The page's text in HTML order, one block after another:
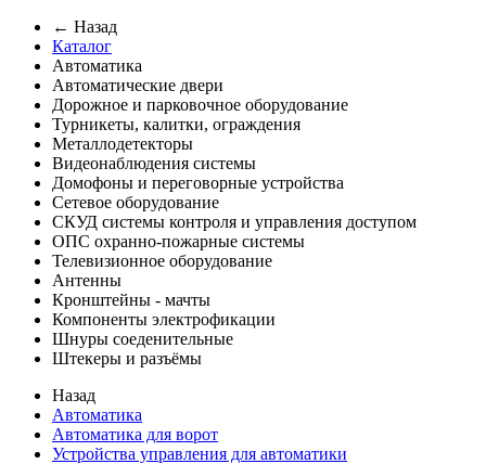
← Назад
Каталог
Автоматика
Автоматические двери
Дорожное и парковочное оборудование
Турникеты, калитки, ограждения
Металлодетекторы
Видеонаблюдения cистемы
Домофоны и переговорные устройства
Сетевое оборудование
СКУД системы контроля и управления доступом
ОПС охранно-пожарные системы
Телевизионное оборудование
Антенны
Кронштейны - мачты
Компоненты электрофикации
Шнуры соеденительные
Штекеры и разъёмы
Назад
Автоматика
Автоматика для ворот
Устройства управления для автоматики